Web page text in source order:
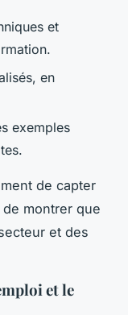
et
en
exemples
de capter
de montrer que
et des
et le